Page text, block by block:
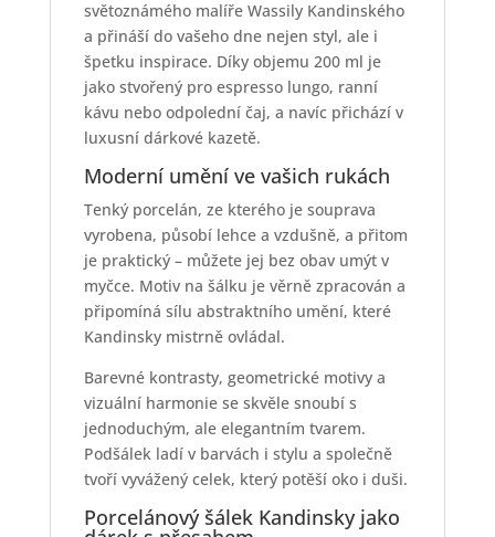
světoznámého malíře Wassily Kandinského
a přináší do vašeho dne nejen styl, ale i
špetku inspirace. Díky objemu 200 ml je
jako stvořený pro espresso lungo, ranní
kávu nebo odpolední čaj, a navíc přichází v
luxusní dárkové kazetě.
Moderní umění ve vašich rukách
Tenký porcelán, ze kterého je souprava
vyrobena, působí lehce a vzdušně, a přitom
je praktický – můžete jej bez obav umýt v
myčce. Motiv na šálku je věrně zpracován a
připomíná sílu abstraktního umění, které
Kandinsky mistrně ovládal.
Barevné kontrasty, geometrické motivy a
vizuální harmonie se skvěle snoubí s
jednoduchým, ale elegantním tvarem.
Podšálek ladí v barvách i stylu a společně
tvoří vyvážený celek, který potěší oko i duši.
Porcelánový šálek Kandinsky jako